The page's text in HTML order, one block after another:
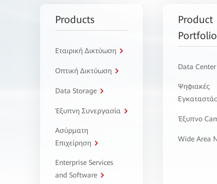
Products
Εταιρική Δικτύωση
Οπτική Δικτύωση
Data Storage
Έξυπνη Συνεργασία
Ασύρματη
Επιχείρηση
Enterprise Services
and Software
Product
Portfolio
Data Center
Ψηφιακές
Έξυπνο
Wide Area